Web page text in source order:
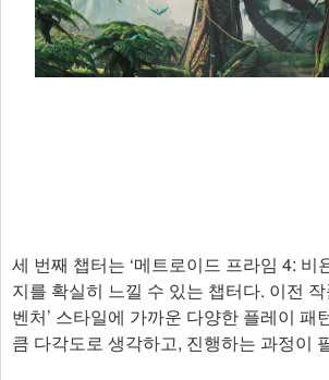
세 번째 챕터는 ‘메트로이드 프라임 4: 비
지를 확실히 느낄 수 있는 챕터다. 이전
벤처’ 스타일에 가까운 다양한 플레이 패
큼 다각도로 생각하고, 진행하는 과정이